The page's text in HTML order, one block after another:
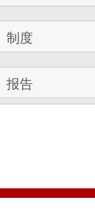
制度
报告